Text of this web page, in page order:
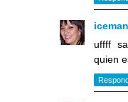
iceman
uffff
quien